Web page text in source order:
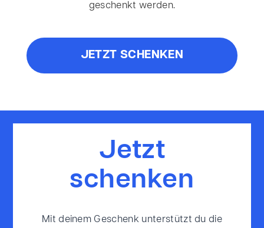
geschenkt werden.
JETZT SCHENKEN
Jetzt
schenken
Mit deinem Geschenk unterstützt du die